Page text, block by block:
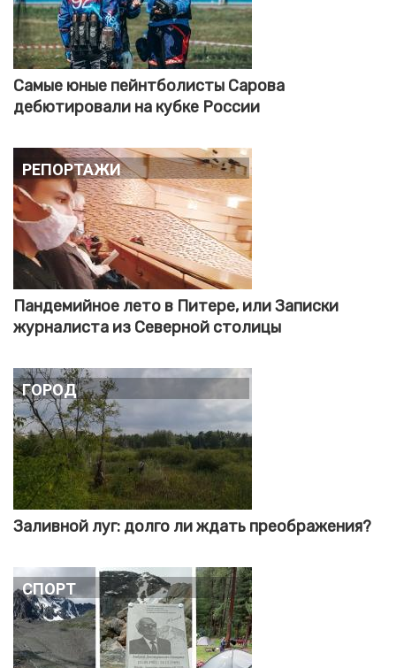
Самые юные пейнтболисты Сарова
дебютировали на кубке России
Репортажи
Пандемийное лето в Питере, или Записки
журналиста из Северной столицы
Город
Заливной луг: долго ли ждать преображения?
Спорт